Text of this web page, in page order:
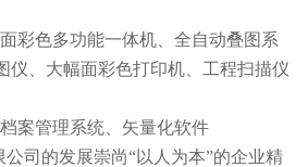
彩色多功能一体机、全自动叠图系
仪、大幅面彩色打印机、工程扫描仪
案管理系统、矢量化软件
公司的发展崇尚“以人为本”的企业精